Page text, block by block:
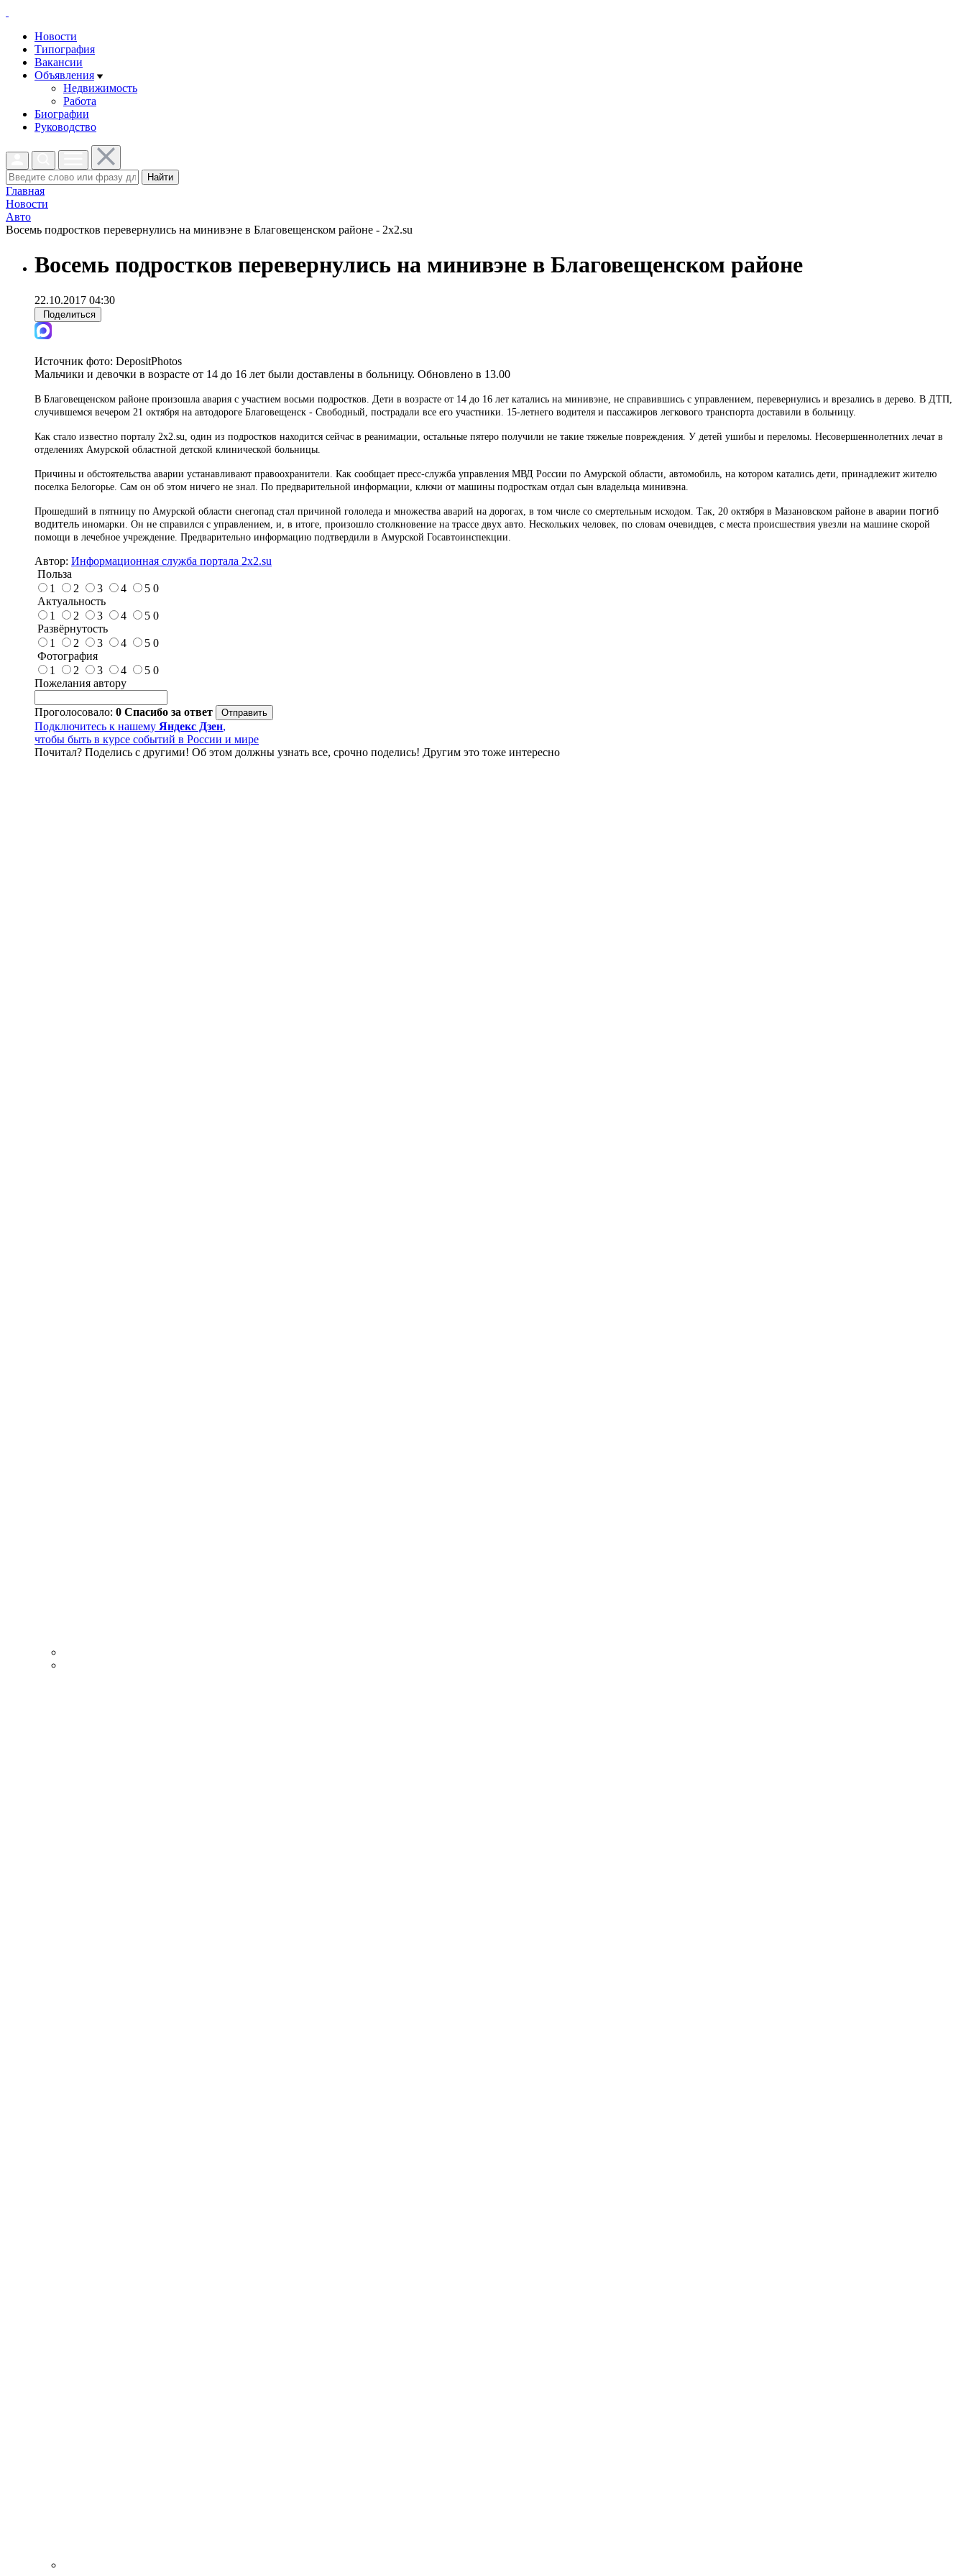
Новости
Типография
Вакансии
Объявления
Недвижимость
Работа
Биографии
Руководство
Найти
Главная
Новости
Авто
Восемь подростков перевернулись на минивэне в Благовещенском районе - 2x2.su
Восемь подростков перевернулись на минивэне в Благовещенском районе
22.10.2017 04:30
Поделиться
Источник фото: DepositPhotos
Мальчики и девочки в возрасте от 14 до 16 лет были доставлены в больницу. Обновлено в 13.00
В Благовещенском районе произошла авария с участием восьми подростков. Дети в возрасте от 14 до 16 лет катались на минивэне, не справившись с управлением, перевернулись и врезались в дерево. В ДТП,
случившемся вечером 21 октября на автодороге Благовещенск - Свободный, пострадали все его участники. 15-летнего водителя и пассажиров легкового транспорта доставили в больницу.
Как стало известно порталу 2x2.su, один из подростков находится сейчас в реанимации, остальные пятеро получили не такие тяжелые повреждения. У детей ушибы и переломы. Несовершеннолетних лечат в
отделениях Амурской областной детской клинической больницы.
Причины и обстоятельства аварии устанавливают правоохранители. Как сообщает пресс-служба управления МВД России по Амурской области, автомобиль, на котором катались дети, принадлежит жителю
поселка Белогорье. Сам он об этом ничего не знал. По предварительной информации, ключи от машины подросткам отдал сын владельца минивэна.
Прошедший в пятницу по Амурской области снегопад стал причиной гололеда и множества аварий на дорогах, в том числе со смертельным исходом. Так, 20 октября в Мазановском районе в аварии погиб
водитель иномарки. Он не справился с управлением, и, в итоге, произошло столкновение на трассе двух авто. Нескольких человек, по словам очевидцев, с места происшествия увезли на машине скорой
помощи в лечебное учреждение. Предварительно информацию подтвердили в Амурской Госавтоинспекции.
Автор: Информационная служба портала 2x2.su
Польза
1
2 3 4 5 0
Актуальность
1
2 3 4 5 0
Развёрнутость
1
2 3 4 5 0
Фотография
1
2 3 4 5 0
Пожелания автору
Проголосовало: 0 Спасибо за ответ
Подключитесь к нашему Яндекс Дзен,
чтобы быть в курсе событий в России и мире
Почитал? Поделись с другими! Об этом должны узнать все, срочно поделись! Другим это тоже интересно